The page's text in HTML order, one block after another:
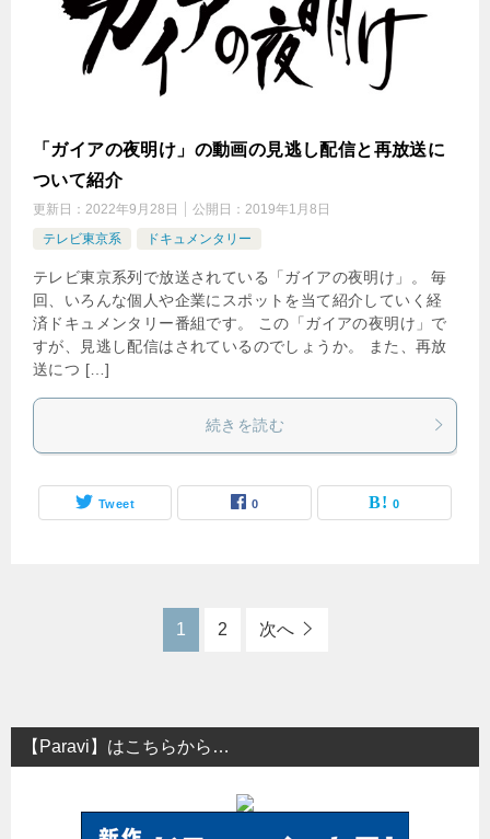
「ガイアの夜明け」の動画の見逃し配信と再放送に
ついて紹介
更新日： 2022年9月28日 公開日： 2019年1月8日
テレビ東京系
ドキュメンタリー
テレビ東京系列で放送されている「ガイアの夜明け」。 毎
回、いろんな個人や企業にスポットを当て紹介していく経
済ドキュメンタリー番組です。 この「ガイアの夜明け」で
すが、見逃し配信はされているのでしょうか。 また、再放
送につ […]
続きを読む
Tweet 0 0
1 2 次へ
【Paravi】はこちらから…